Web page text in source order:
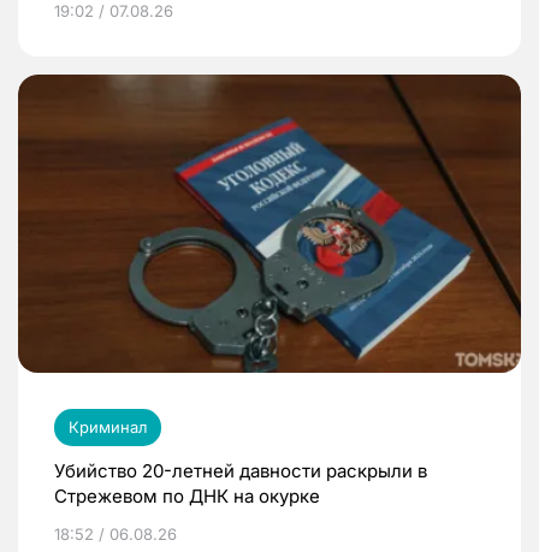
19:02 / 07.08.26
Криминал
Убийство 20-летней давности раскрыли в
Стрежевом по ДНК на окурке
18:52 / 06.08.26